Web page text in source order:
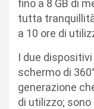
fino a 8 GB di
tutta
a 10 ore di
I due
schermo di
generazione
di utilizzo;